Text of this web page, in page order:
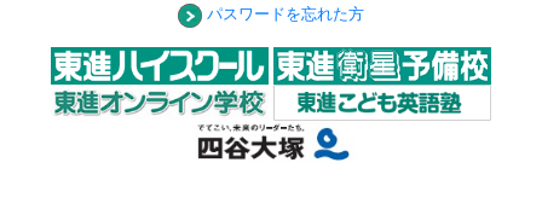
パスワードを忘れた方